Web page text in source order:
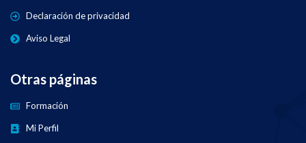
Declaración de privacidad
Aviso Legal
Otras páginas
Formación
Mi Perfil